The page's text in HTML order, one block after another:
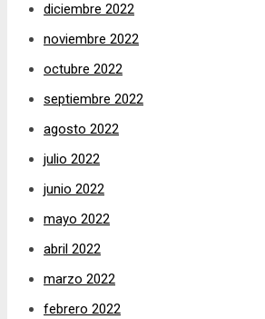
diciembre 2022
noviembre 2022
octubre 2022
septiembre 2022
agosto 2022
julio 2022
junio 2022
mayo 2022
abril 2022
marzo 2022
febrero 2022